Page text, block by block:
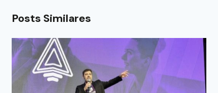
Posts Similares